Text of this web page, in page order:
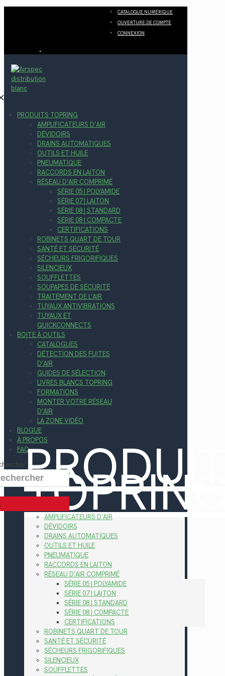
CATALOGUE NUMÉRIQUE
OUVERTURE DE COMPTE
CONNEXION
PRODUITS TOPRING
AMPLIFICATEURS D’AIR
DÉVIDOIRS
DRAINS AUTOMATIQUES
OUTILS ET HUILE
PNEUMATIQUE
RACCORDS EN LAITON
RÉSEAU D’AIR COMPRIMÉ
SÉRIE 05 | POLYAMIDE
SÉRIE 07 | LAITON
SÉRIE 08 | STANDARD
SÉRIE 08 | COMPACTE
CERTIFICATIONS
ROBINETS QUART DE TOUR
SANTÉ ET SÉCURITÉ
SÉCHEURS FRIGORIFIQUES
SILENCIEUX
SOUFFLETTES
SOUPAPES DE SÉCURITÉ
TRAITEMENT DE L’AIR
TUYAUX ANTIVIBRATIONS
TUYAUX ET
QUICKCONNECTS
BOITE À OUTILS
CATALOGUES
DÉTECTION DES FUITES
D’AIR
GUIDES DE SÉLECTION
LIVRES BLANCS TOPRING
FORMATIONS
MONTER VOTRE RÉSEAU
D’AIR
LA ZONE VIDÉO
BLOGUE
À PROPOS
FAQ
AMPLIFICATEURS D’AIR
DÉVIDOIRS
DRAINS AUTOMATIQUES
OUTILS ET HUILE
PNEUMATIQUE
RACCORDS EN LAITON
RÉSEAU D’AIR COMPRIMÉ
SÉRIE 05 | POLYAMIDE
SÉRIE 07 | LAITON
SÉRIE 08 | STANDARD
SÉRIE 08 | COMPACTE
CERTIFICATIONS
ROBINETS QUART DE TOUR
SANTÉ ET SÉCURITÉ
SÉCHEURS FRIGORIFIQUES
SILENCIEUX
SOUFFLETTES